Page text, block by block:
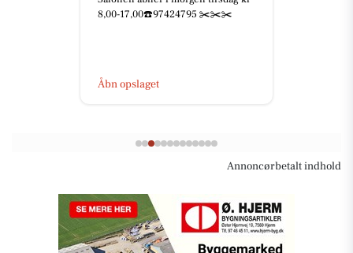
8,00-17,00☎️97424795 ✂️✂️✂️
Åbn opslaget
Annoncørbetalt indhold